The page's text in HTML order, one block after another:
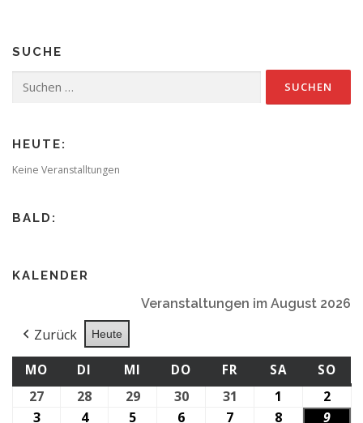
SUCHE
nach:
HEUTE:
Keine Veranstalltungen
BALD:
KALENDER
Veranstaltungen im August 2026
Zurück Heute
MO MONTAG
DI DIENSTAG
MI MITTWOCH
DO DONNERSTAG
FRFREITAG
SASAMSTAG
SO
27
28 2929.
3030.
31 1
August
2
33.
44.
5 6 7 8 9